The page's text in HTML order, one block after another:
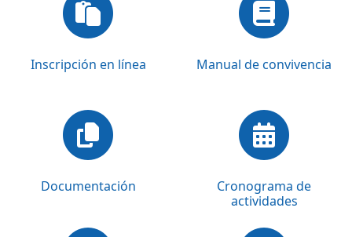
Inscripción en línea Manual de convivencia
Documentación
Cronograma de
actividades